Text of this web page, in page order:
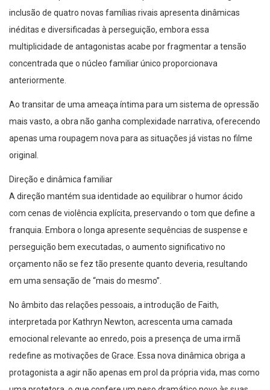
inclusão de quatro novas famílias rivais apresenta dinâmicas
inéditas e diversificadas à perseguição, embora essa
multiplicidade de antagonistas acabe por fragmentar a tensão
concentrada que o núcleo familiar único proporcionava
anteriormente.
Ao transitar de uma ameaça íntima para um sistema de opressão
mais vasto, a obra não ganha complexidade narrativa, oferecendo
apenas uma roupagem nova para as situações já vistas no filme
original.
Direção e dinâmica familiar
A direção mantém sua identidade ao equilibrar o humor ácido
com cenas de violência explícita, preservando o tom que define a
franquia. Embora o longa apresente sequências de suspense e
perseguição bem executadas, o aumento significativo no
orçamento não se fez tão presente quanto deveria, resultando
em uma sensação de “mais do mesmo”.
No âmbito das relações pessoais, a introdução de Faith,
interpretada por Kathryn Newton, acrescenta uma camada
emocional relevante ao enredo, pois a presença de uma irmã
redefine as motivações de Grace. Essa nova dinâmica obriga a
protagonista a agir não apenas em prol da própria vida, mas como